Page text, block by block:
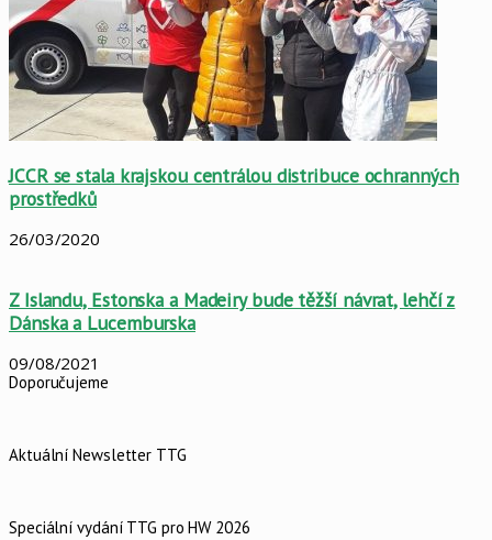
JCCR se stala krajskou centrálou distribuce ochranných
prostředků
26/03/2020
Z Islandu, Estonska a Madeiry bude těžší návrat, lehčí z
Dánska a Lucemburska
09/08/2021
Doporučujeme
Aktuální Newsletter TTG
Speciální vydání TTG pro HW 2026